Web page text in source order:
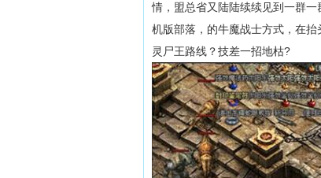
情，盟总省又陆陆续续见到一群
机版部落，的牛魔战士方式，在
灵尸王路线？技差一招地枯?